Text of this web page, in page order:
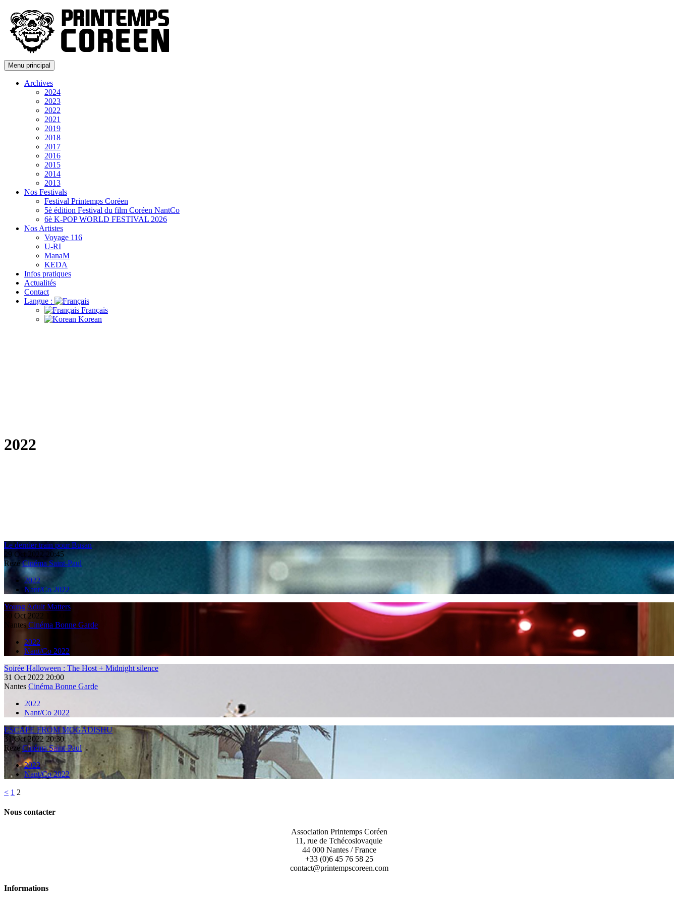
Menu principal
Archives
2024
2023
2022
2021
2019
2018
2017
2016
2015
2014
2013
Nos Festivals
Festival Printemps Coréen
5è édition Festival du film Coréen NantCo
6è K-POP WORLD FESTIVAL 2026
Nos Artistes
Voyage 116
U-RI
ManaM
KEDA
Infos pratiques
Actualités
Contact
Langue :
Français
Korean
2022
Le dernier train pour Busan
29 Oct 2022 20:45
Rezé Cinéma Saint-Paul
2022
Nant/Co 2022
Young Adult Matters
30 Oct 2022
Nantes Cinéma Bonne Garde
2022
Nant/Co 2022
Soirée Halloween : The Host + Midnight silence
31 Oct 2022 20:00
Nantes Cinéma Bonne Garde
2022
Nant/Co 2022
ESCAPE FROM MOGADISHU
31 Oct 2022 20:30
Rezé Cinéma Saint-Paul
2022
Nant/Co 2022
< 1 2
Nous contacter
Association Printemps Coréen
11, rue de Tchécoslovaquie
44 000 Nantes / France
+33 (0)6 45 76 58 25
contact@printempscoreen.com
Informations